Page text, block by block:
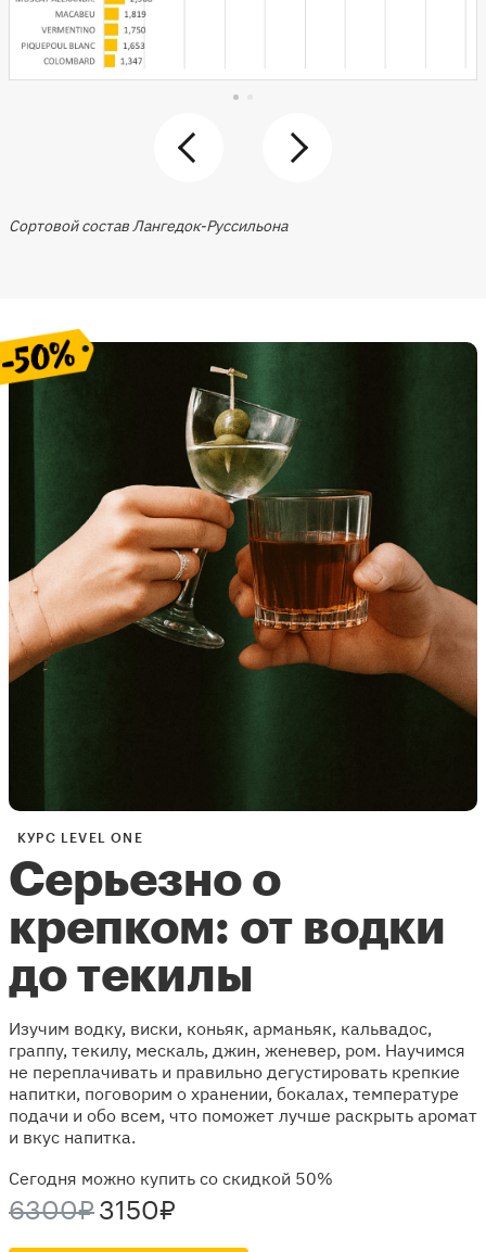
Сортовой состав Лангедок-Руссильона
КУРС LEVEL ONE
Серьезно о
крепком: от водки
до текилы
Изучим водку, виски, коньяк, арманьяк, кальвадос,
граппу, текилу, мескаль, джин, женевер, ром. Научимся
не переплачивать и правильно дегустировать крепкие
напитки, поговорим о хранении, бокалах, температуре
подачи и обо всем, что поможет лучше раскрыть аромат
и вкус напитка.
Сегодня можно купить со скидкой 50%
6300₽ 3150₽